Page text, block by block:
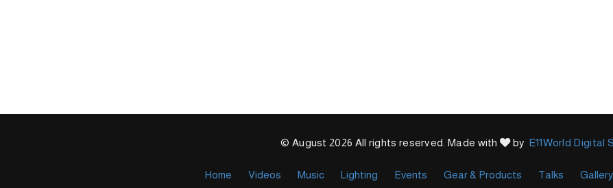
© August 2026 All rights reserved. Made with by E11World Digital
Home Videos Music Lighting Events Gear & Products Talks Gallery